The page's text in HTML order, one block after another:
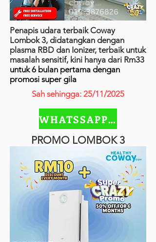
Penapis udara terbaik Coway
Lombok 3, didatangkan dengan
plasma RBD dan Ionizer, terbaik untuk
masalah sensitif, kini hanya dari Rm33
untuk 6 bulan pertama dengan
promosi super gila
Sah sehingga: 25/11/2025
WHATSSAPP SEKARANG
PROMO LOMBOK 3